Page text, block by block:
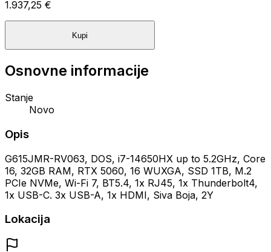
1.937,25 €
Kupi
Osnovne informacije
Stanje
Novo
Opis
G615JMR-RV063, DOS, i7-14650HX up to 5.2GHz, Core
16, 32GB RAM, RTX 5060, 16 WUXGA, SSD 1TB, M.2
PCIe NVMe, Wi-Fi 7, BT5.4, 1x RJ45, 1x Thunderbolt4,
1x USB-C. 3x USB-A, 1x HDMI, Siva Boja, 2Y
Lokacija